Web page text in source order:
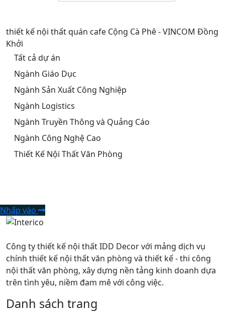
thiết kế nội thất quán cafe Cộng Cà Phê - VINCOM Đồng
Khởi
Tất cả dự án
Ngành Giáo Dục
Ngành Sản Xuất Công Nghiệp
Ngành Logistics
Ngành Truyền Thông và Quảng Cáo
Ngành Công Nghệ Cao
Thiết Kế Nội Thất Văn Phòng
Nhấp vào
Công ty thiết kế nội thất IDD Decor với mảng dịch vụ
chính thiết kế nội thất văn phòng và thiết kế - thi công
nội thất văn phòng, xây dựng nền tảng kinh doanh dựa
trên tình yêu, niềm đam mê với công việc.
Danh sách trang